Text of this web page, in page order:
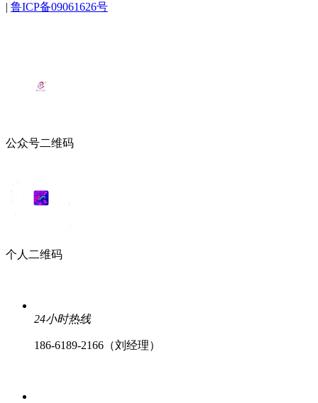
| 鲁ICP备09061626号
公众号二维码
个人二维码
24小时热线
186-6189-2166（刘经理）